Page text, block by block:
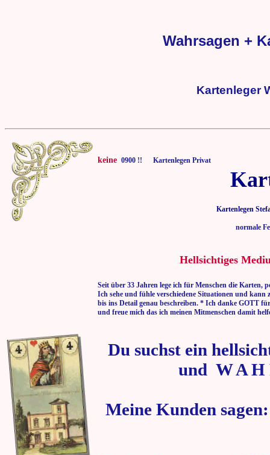
Wahrsagen +
Kartenleger
keine 0900 !! Kartenlegen Privat
Kartenlegen
normale
Hellsichtiges
Seit über 33 Jahren lege ich für Menschen die Karten,
Ich sehe und fühle verschiedene Situationen und kann
bis ins Detail genau beschreiben. * Ich danke GOTT
und freue mich das ich meinen Mitmenschen damit
Du suchst ein
und W A H
Meine Kunden